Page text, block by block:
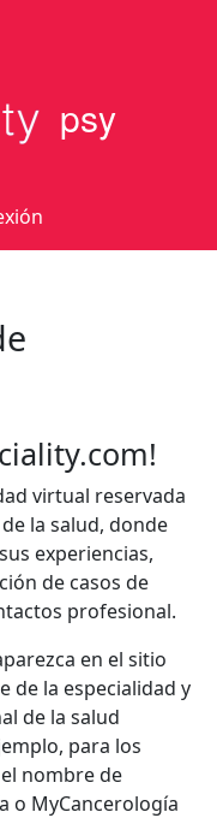
psy
virtual reservada
la salud, donde
experiencias,
de casos de
profesional.
en el sitio
de la especialidad y
de la salud
para los
nombre de
o MyCancerología